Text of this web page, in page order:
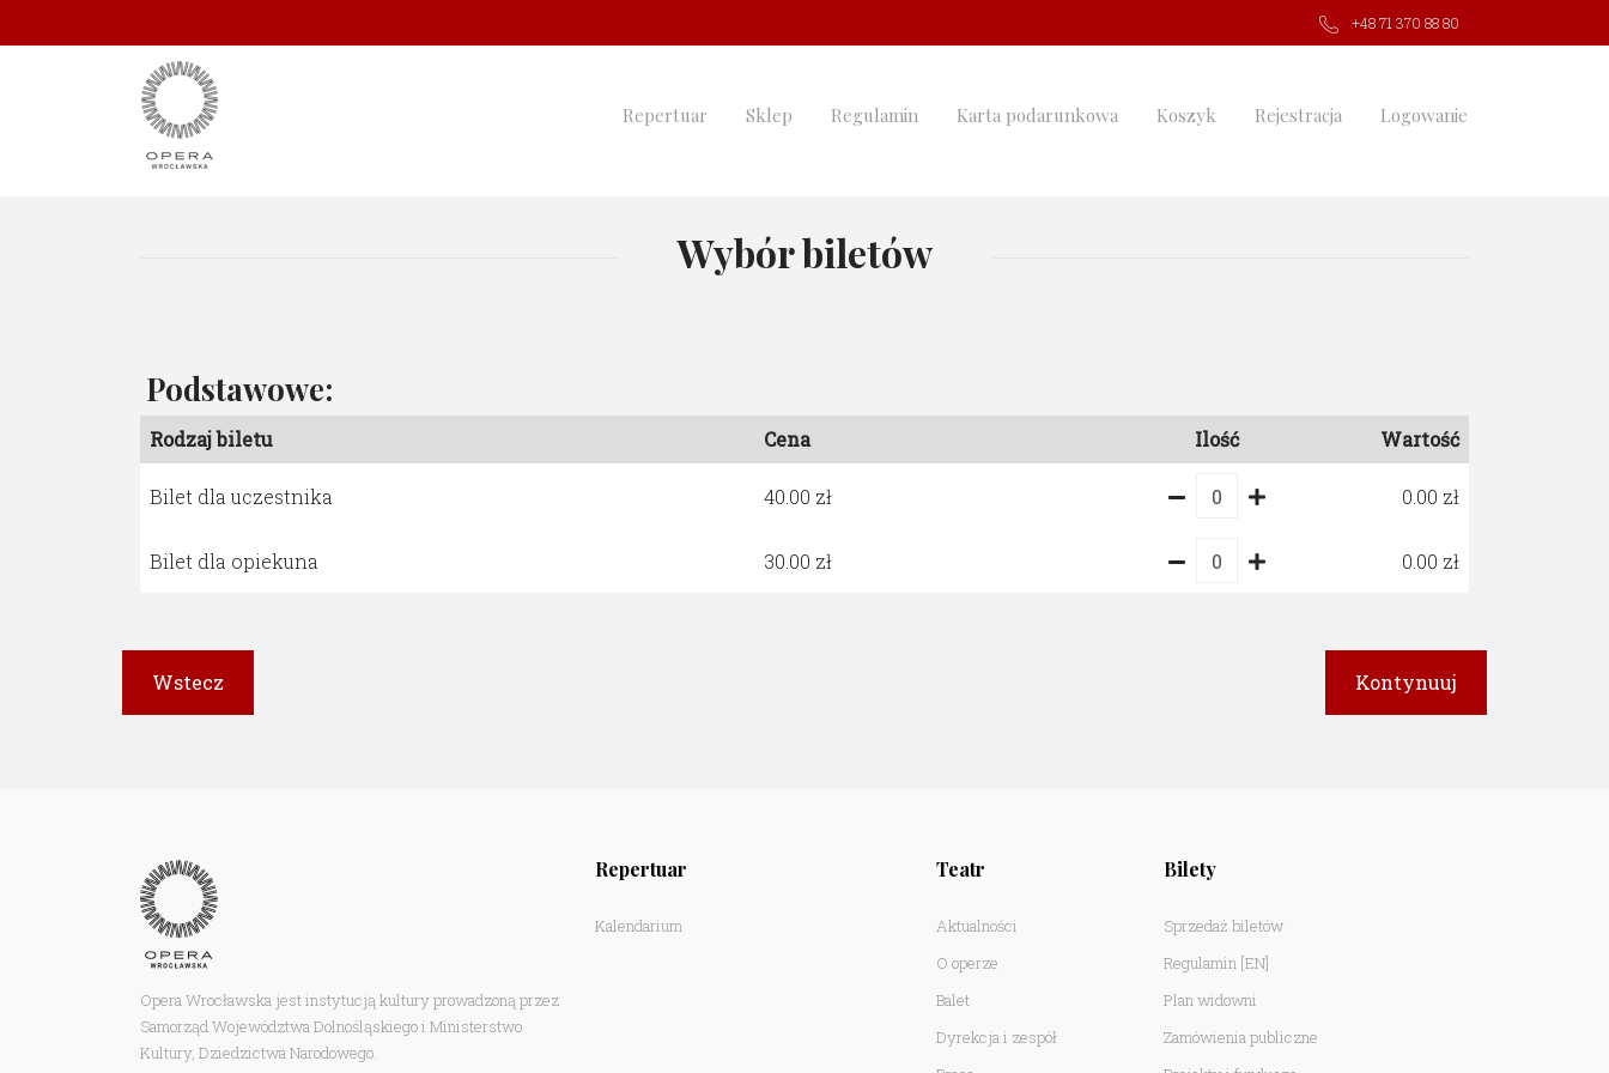
+48 71 370 88 80
Repertuar Sklep Regulamin Karta podarunkowa Koszyk Rejestracja Logowanie
Wybór biletów
Podstawowe:
Rodzaj biletu Cena Ilość Wartość
Bilet dla uczestnika 40.00 0.00
Bilet dla opiekuna 30.00 0.00
Opera Wrocławska jest instytucją kultury prowadzoną przez
Samorząd Województwa Dolnośląskiego i Ministerstwo
Kultury, Dziedzictwa Narodowego.
Repertuar
Kalendarium
Teatr
Aktualności
O operze
Balet
Dyrekcja i zespół
Bilety
Sprzedaż biletów
Regulamin [EN]
Plan widowni
Zamówienia publiczne